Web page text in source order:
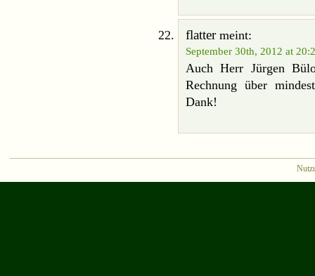
flattermeint:
September 30th, 2012 at
Auch Herr Jürgen
Rechnung über
Dank!